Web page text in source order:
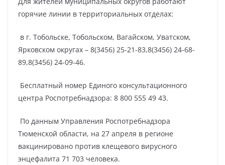
горячие линии в территориальных отделах:
в г. Тобольске, Тобольском, Вагайском, Уватском,
Ярковском округах – 8(3456) 25-21-83,8(3456) 24-68-
89,8(3456) 24-09-46.
Бесплатный номер Единого консультационного
центра Роспотребнадзора: 8 800 555 49 43.
По данным Управления Роспотребнадзора
Тюменской области, на 27 апреля в регионе
вакцинировано против клещевого вирусного
энцефалита 71 703 человека.